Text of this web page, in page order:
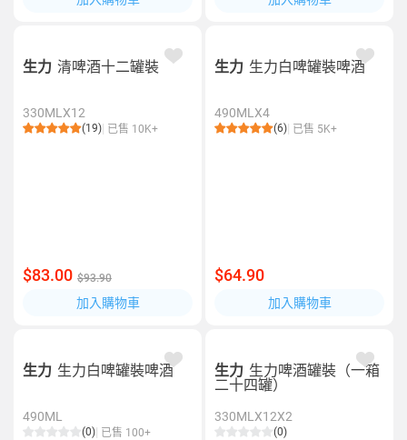
生力 清啤酒十二罐裝
330MLX12
(19) 已售 10K+
$83.00 $93.90
加入購物車
生力 生力白啤罐裝啤酒
490MLX4
(6) 已售 5K+
$64.90
加入購物車
生力 生力白啤罐裝啤酒
490ML
(0) 已售 100+
生力 生力啤酒罐裝（一箱
二十四罐）
330MLX12X2
(0)